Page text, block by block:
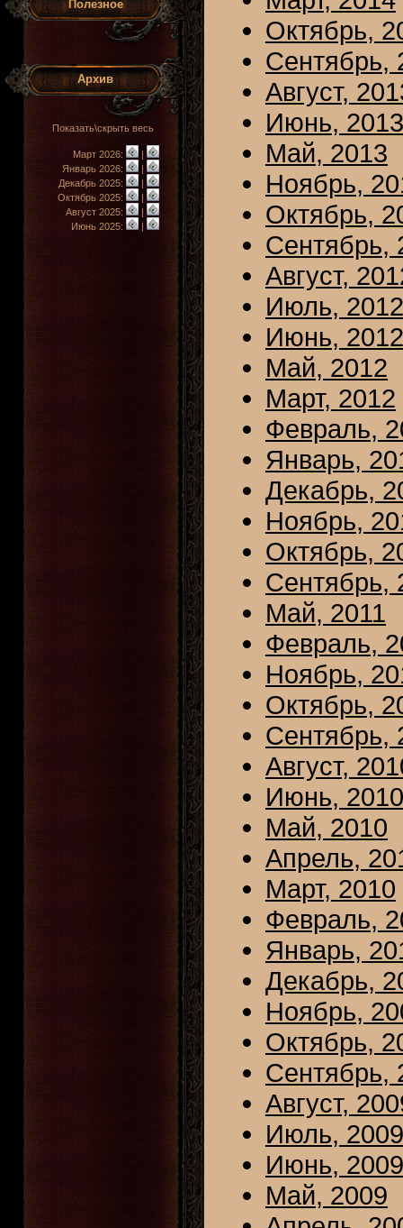
Полезное
Архив
Показать\скрыть весь
Март 2026:
|
Январь 2026:
|
Декабрь 2025:
|
Октябрь 2025:
|
Август 2025:
|
Июнь 2025:
|
Октябрь,
Сентябрь,
Август,
Июнь, 2013
Май, 2013
Ноябрь,
Октябрь,
Сентябрь,
Август,
Июль, 2012
Июнь, 2012
Май, 2012
Март, 2012
Февраль,
Январь,
Декабрь,
Ноябрь,
Октябрь,
Сентябрь,
Май, 2011
Февраль,
Ноябрь,
Октябрь,
Сентябрь,
Август,
Июнь, 2010
Май, 2010
Апрель,
Март, 2010
Февраль,
Январь,
Декабрь,
Ноябрь,
Октябрь,
Сентябрь,
Август,
Июль, 2009
Июнь, 2009
Май, 2009